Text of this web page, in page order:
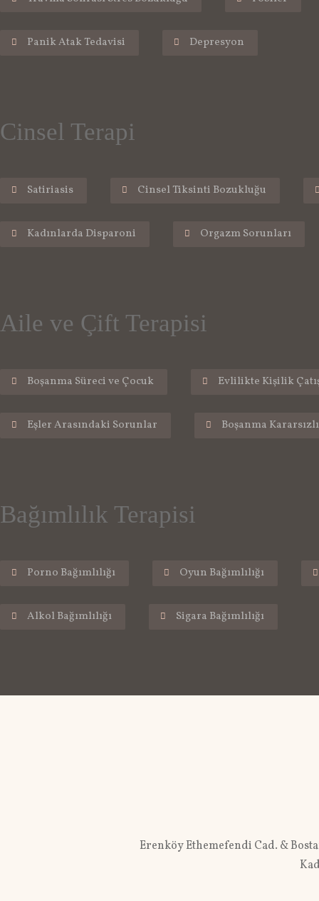
Panik Atak Tedavisi Depresyon
Cinsel Terapi
Satiriasis Cinsel Tiksinti Bozukluğu
Kadınlarda Disparoni Orgazm Sorunları
Aile ve Çift Terapisi
Boşanma Süreci ve Çocuk Evlilikte Kişilik
Eşler Arasındaki Sorunlar Boşanma
Bağımlılık Terapisi
Porno Bağımlılığı Oyun Bağımlılığı
Alkol Bağımlılığı Sigara Bağımlılığı
Erenköy Ethemefendi Cad. &